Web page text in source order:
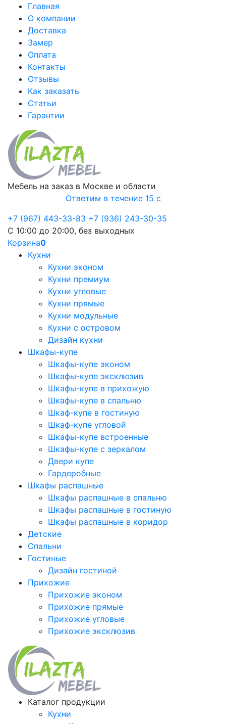
Главная
О компании
Доставка
Замер
Оплата
Контакты
Отзывы
Как заказать
Статьи
Гарантии
Мебель на заказ в Москве и области
Ответим в течение 15 с
+7 (967) 443-33-83 +7 (936) 243-30-35
С 10:00 до 20:00, без выходных
Корзина0
Кухни
Кухни эконом
Кухни премиум
Кухни угловые
Кухни прямые
Кухни модульные
Кухни с островом
Дизайн кухни
Шкафы-купе
Шкафы-купе эконом
Шкафы-купе эксклюзив
Шкафы-купе в прихожую
Шкафы-купе в спальню
Шкаф-купе в гостиную
Шкаф-купе угловой
Шкафы-купе встроенные
Шкафы-купе с зеркалом
Двери купе
Гардеробные
Шкафы распашные
Шкафы распашные в спальню
Шкафы распашные в гостиную
Шкафы распашные в коридор
Детские
Спальни
Гостиные
Дизайн гостиной
Прихожие
Прихожие эконом
Прихожие прямые
Прихожие угловые
Прихожие эксклюзив
Каталог продукции
Кухни